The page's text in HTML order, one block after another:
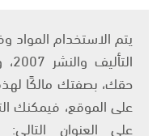
حقك، بصفتك مالكًا
على الموقع، فيمكنك